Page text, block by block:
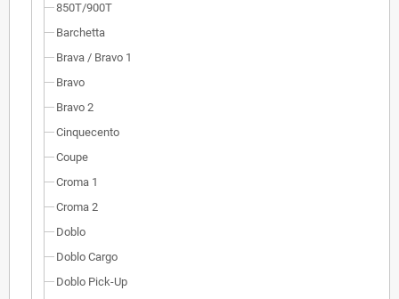
850T/900T
Barchetta
Brava / Bravo 1
Bravo
Bravo 2
Cinquecento
Coupe
Croma 1
Croma 2
Doblo
Doblo Cargo
Doblo Pick-Up